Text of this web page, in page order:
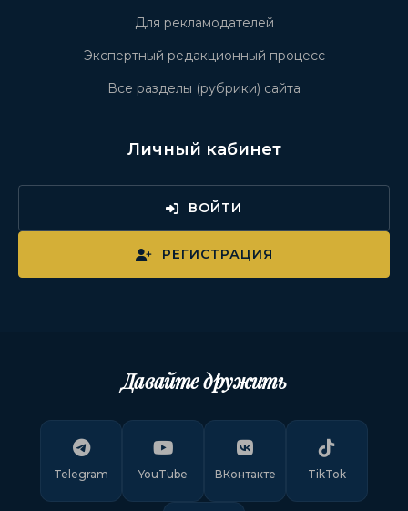
Для рекламодателей
Экспертный редакционный процесс
Все разделы (рубрики) сайта
Личный кабинет
ВОЙТИ
РЕГИСТРАЦИЯ
Давайте дружить
Telegram YouTube ВКонтакте TikTok